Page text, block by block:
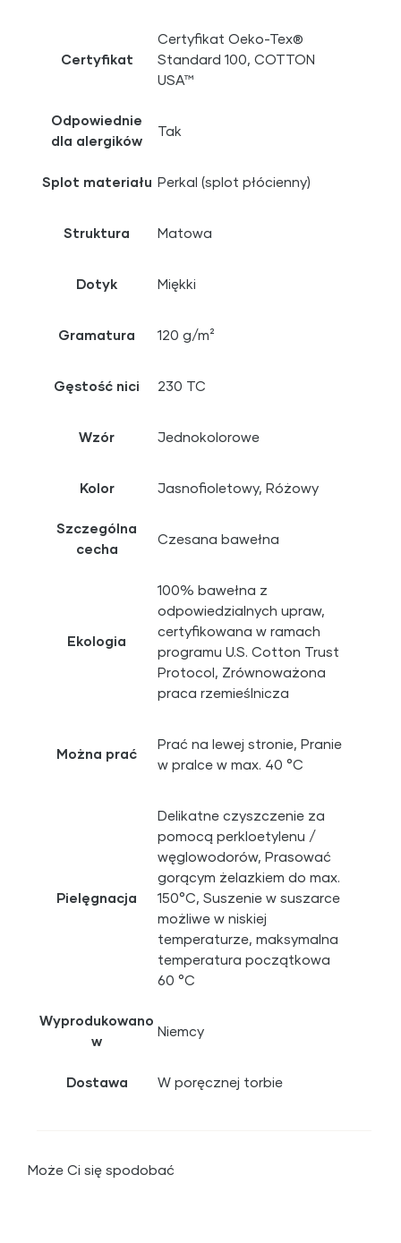
Certyfikat
Certyfikat Oeko-Tex®
Standard 100, COTTON
USA™
Odpowiednie
dla alergików
Tak
Splot materiału Perkal (splot płócienny)
Struktura Matowa
Dotyk Miękki
Gramatura 120 g/m²
Gęstość nici 230 TC
Wzór Jednokolorowe
Kolor Jasnofioletowy, Różowy
Szczególna
cecha
Czesana bawełna
Ekologia
100% bawełna z
odpowiedzialnych upraw,
certyfikowana w ramach
programu U.S. Cotton Trust
Protocol, Zrównoważona
praca rzemieślnicza
Można prać
Prać na lewej stronie, Pranie
w pralce w max. 40 °C
Pielęgnacja
Delikatne czyszczenie za
pomocą perkloetylenu /
węglowodorów, Prasować
gorącym żelazkiem do max.
150°C, Suszenie w suszarce
możliwe w niskiej
temperaturze, maksymalna
temperatura początkowa
60 °C
Wyprodukowano
w
Niemcy
Dostawa W poręcznej torbie
Może Ci się spodobać